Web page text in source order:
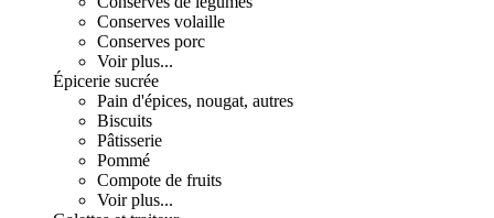
Conserves volaille
Conserves porc
Voir plus...
Épicerie sucrée
Pain d'épices, nougat, autres
Biscuits
Pâtisserie
Pommé
Compote de fruits
Voir plus...